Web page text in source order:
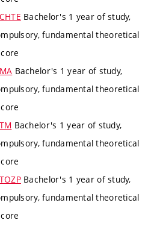
Bachelor's 1 year of study,
fundamental theoretical
Bachelor's 1 year of study,
fundamental theoretical
Bachelor's 1 year of study,
fundamental theoretical
Bachelor's 1 year of study,
fundamental theoretical